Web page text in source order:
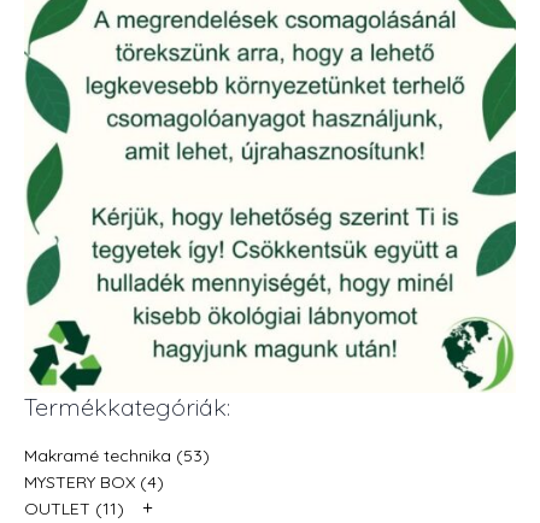
Termékkategóriák:
Makramé technika (53)
MYSTERY BOX (4)
OUTLET (11)
+